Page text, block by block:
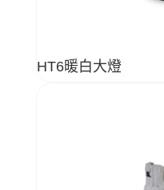
HT6暖白大燈